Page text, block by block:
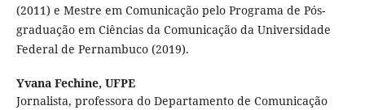
(2011) e Mestre em Comunicação pelo Programa de Pós-
graduação em Ciências da Comunicação da Universidade
Federal de Pernambuco (2019).
Yvana Fechine, UFPE
Jornalista, professora do Departamento de Comunicação